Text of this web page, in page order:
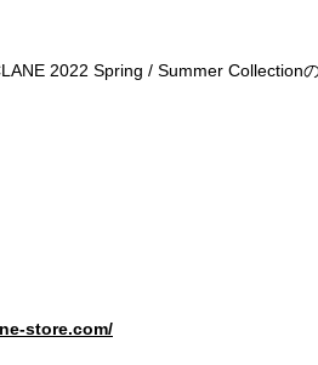
2022 Spring / Summer Collectionの
store.com/